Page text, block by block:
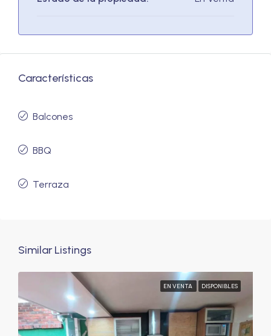
Características
Balcones
BBQ
Terraza
Similar Listings
EN VENTA DISPONIBLES